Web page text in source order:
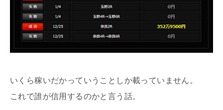
いくら稼いだかっていうことしか載っていません。
これで誰が信用するのかと言う話。